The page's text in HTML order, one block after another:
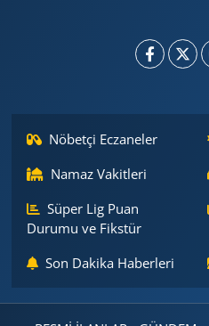
Nöbetçi Eczaneler
Namaz Vakitleri
Süper Lig Puan
Durumu ve Fikstür
Son Dakika Haberleri